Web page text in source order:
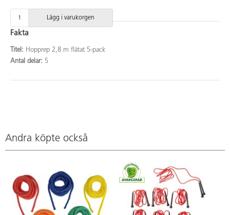
Lägg i varukorgen
Fakta
Titel: Hopprep 2,8 m flätat 5-pack
Antal delar: 5
Andra köpte också